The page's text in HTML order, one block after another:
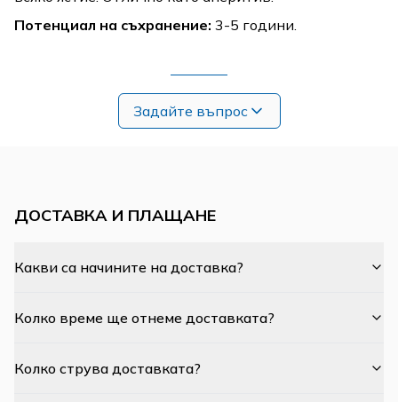
Потенциал на съхранение: 3-5 години.
Задайте въпрос
ДОСТАВКА И ПЛАЩАНЕ
Какви са начините на доставка?
Колко време ще отнеме доставката?
Колко струва доставката?